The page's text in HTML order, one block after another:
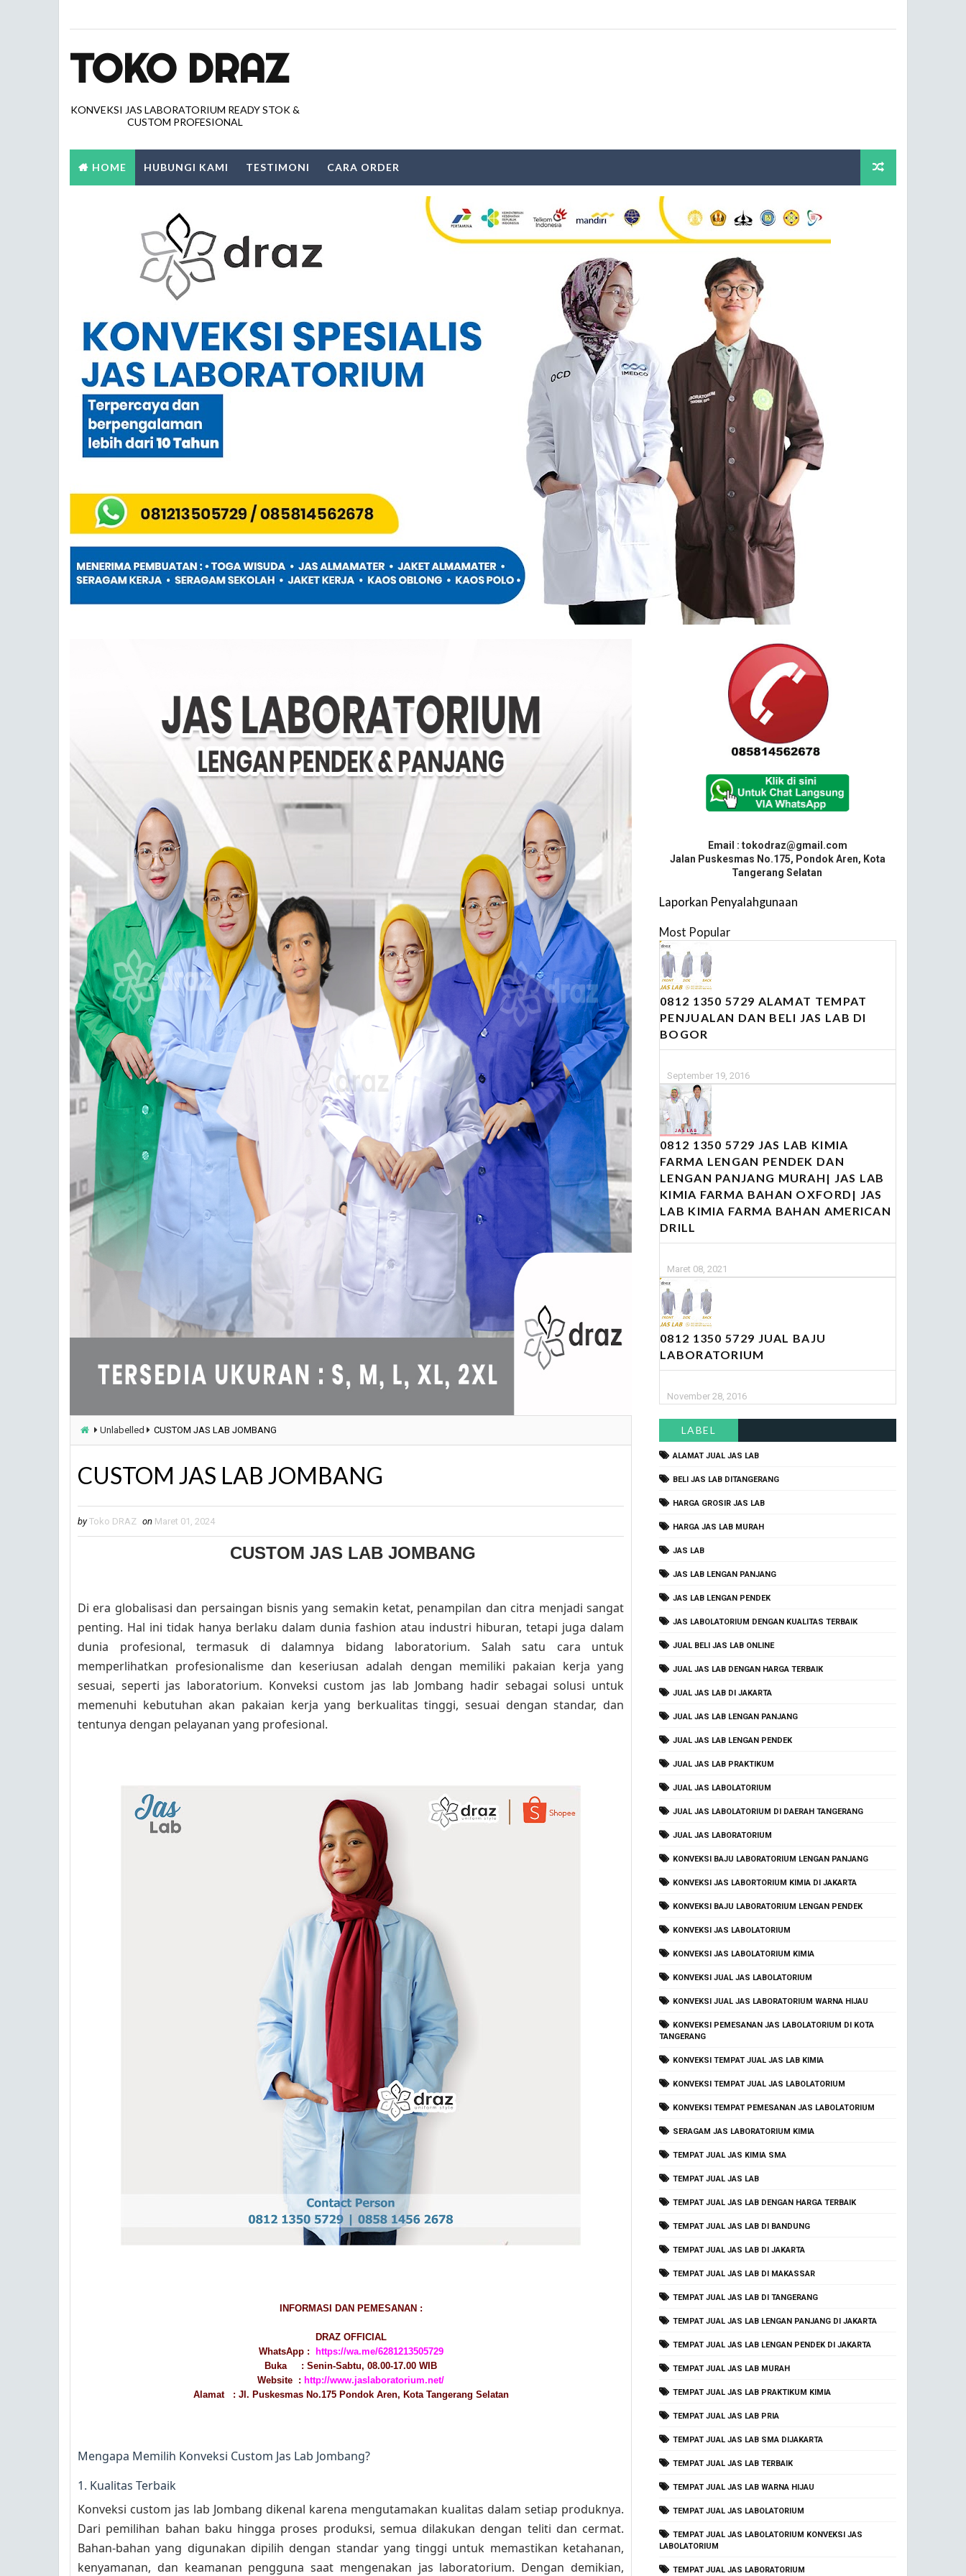
TOKO DRAZ
KONVEKSI JAS LABORATORIUM READY STOK &
CUSTOM PROFESIONAL
HOME HUBUNGI KAMI TESTIMONI CARA ORDER
Unlabelled CUSTOM JAS LAB JOMBANG
CUSTOM JAS LAB JOMBANG
by Toko DRAZ on Maret 01, 2024
CUSTOM JAS LAB JOMBANG
Di era globalisasi dan persaingan bisnis yang semakin ketat, penampilan dan citra menjadi sangat
penting. Hal ini tidak hanya berlaku dalam dunia fashion atau industri hiburan, tetapi juga dalam
dunia profesional, termasuk di dalamnya bidang laboratorium. Salah satu cara untuk
memperlihatkan profesionalisme dan keseriusan adalah dengan memiliki pakaian kerja yang
sesuai, seperti jas laboratorium. Konveksi custom jas lab Jombang hadir sebagai solusi untuk
memenuhi kebutuhan akan pakaian kerja yang berkualitas tinggi, sesuai dengan standar, dan
tentunya dengan pelayanan yang profesional.
INFORMASI DAN PEMESANAN :
DRAZ OFFICIAL
WhatsApp :
https://wa.me/6281213505729
Buka : Senin-Sabtu, 08.00-17.00 WIB
Website : http://www.jaslaboratorium.net/
Alamat : Jl. Puskesmas No.175 Pondok Aren, Kota Tangerang Selatan
Mengapa Memilih Konveksi Custom Jas Lab Jombang?
1. Kualitas Terbaik
Konveksi custom jas lab Jombang dikenal karena mengutamakan kualitas dalam setiap produknya.
Dari pemilihan bahan baku hingga proses produksi, semua dilakukan dengan teliti dan cermat.
Bahan-bahan yang digunakan dipilih dengan standar yang tinggi untuk memastikan ketahanan,
kenyamanan, dan keamanan pengguna saat mengenakan jas laboratorium. Dengan demikian,
Email : tokodraz@gmail.com
Jalan Puskesmas No.175, Pondok Aren, Kota
Tangerang Selatan
Laporkan Penyalahgunaan
Most Popular
0812 1350 5729 ALAMAT TEMPAT
PENJUALAN DAN BELI JAS LAB DI
BOGOR
September 19, 2016
0812 1350 5729 JAS LAB KIMIA
FARMA LENGAN PENDEK DAN
LENGAN PANJANG MURAH| JAS LAB
KIMIA FARMA BAHAN OXFORD| JAS
LAB KIMIA FARMA BAHAN AMERICAN
DRILL
Maret 08, 2021
0812 1350 5729 JUAL BAJU
LABORATORIUM
November 28, 2016
LABEL
ALAMAT JUAL JAS LAB
BELI JAS LAB DITANGERANG
HARGA GROSIR JAS LAB
HARGA JAS LAB MURAH
JAS LAB
JAS LAB LENGAN PANJANG
JAS LAB LENGAN PENDEK
JAS LABOLATORIUM DENGAN KUALITAS TERBAIK
JUAL BELI JAS LAB ONLINE
JUAL JAS LAB DENGAN HARGA TERBAIK
JUAL JAS LAB DI JAKARTA
JUAL JAS LAB LENGAN PANJANG
JUAL JAS LAB LENGAN PENDEK
JUAL JAS LAB PRAKTIKUM
JUAL JAS LABOLATORIUM
JUAL JAS LABOLATORIUM DI DAERAH TANGERANG
JUAL JAS LABORATORIUM
KONVEKSI BAJU LABORATORIUM LENGAN PANJANG
KONVEKSI JAS LABORTORIUM KIMIA DI JAKARTA
KONVEKSI BAJU LABORATORIUM LENGAN PENDEK
KONVEKSI JAS LABOLATORIUM
KONVEKSI JAS LABOLATORIUM KIMIA
KONVEKSI JUAL JAS LABOLATORIUM
KONVEKSI JUAL JAS LABORATORIUM WARNA HIJAU
KONVEKSI PEMESANAN JAS LABOLATORIUM DI KOTA
TANGERANG
KONVEKSI TEMPAT JUAL JAS LAB KIMIA
KONVEKSI TEMPAT JUAL JAS LABOLATORIUM
KONVEKSI TEMPAT PEMESANAN JAS LABOLATORIUM
SERAGAM JAS LABORATORIUM KIMIA
TEMPAT JUAL JAS KIMIA SMA
TEMPAT JUAL JAS LAB
TEMPAT JUAL JAS LAB DENGAN HARGA TERBAIK
TEMPAT JUAL JAS LAB DI BANDUNG
TEMPAT JUAL JAS LAB DI JAKARTA
TEMPAT JUAL JAS LAB DI MAKASSAR
TEMPAT JUAL JAS LAB DI TANGERANG
TEMPAT JUAL JAS LAB LENGAN PANJANG DI JAKARTA
TEMPAT JUAL JAS LAB LENGAN PENDEK DI JAKARTA
TEMPAT JUAL JAS LAB MURAH
TEMPAT JUAL JAS LAB PRAKTIKUM KIMIA
TEMPAT JUAL JAS LAB PRIA
TEMPAT JUAL JAS LAB SMA DIJAKARTA
TEMPAT JUAL JAS LAB TERBAIK
TEMPAT JUAL JAS LAB WARNA HIJAU
TEMPAT JUAL JAS LABOLATORIUM
TEMPAT JUAL JAS LABOLATORIUM KONVEKSI JAS
LABOLATORIUM
TEMPAT JUAL JAS LABORATORIUM